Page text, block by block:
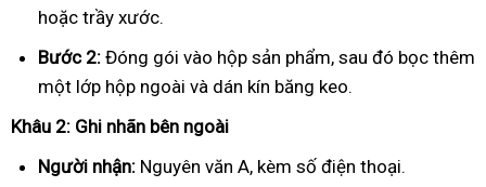
hoặc trầy xước.
Bước 2: Đóng gói vào hộp sản phẩm, sau đó bọc thêm
một lớp hộp ngoài và dán kín băng keo.
Khâu 2: Ghi nhãn bên ngoài
Người nhận: Nguyên văn A, kèm số điện thoại.